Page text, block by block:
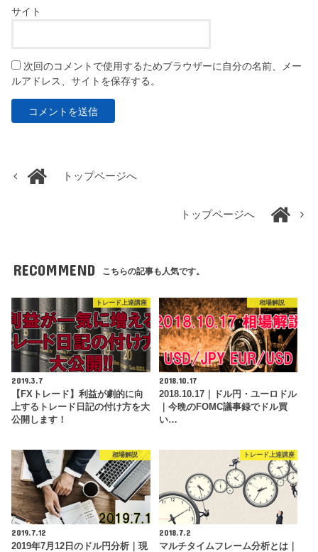
サイト
次回のコメントで使用するためブラウザーに自分の名前、メー
ルアドレス、サイトを保存する。
トップページへ
トップページへ
RECOMMEND こちらの記事も人気です。
トレード上達講座
2019.3.7
【FXトレード】利益が劇的に向
上するトレード日記の付け方を大
公開します！
相場解説
2018.10.17
2018.10.17｜ドル円・ユーロドル
｜今晩のFOMC議事録でドル買
い…
相場解説
2019.7.12
2019年7月12日のドル円分析｜現
トレード上達講座
2018.7.2
マルチタイムフレーム分析とは｜